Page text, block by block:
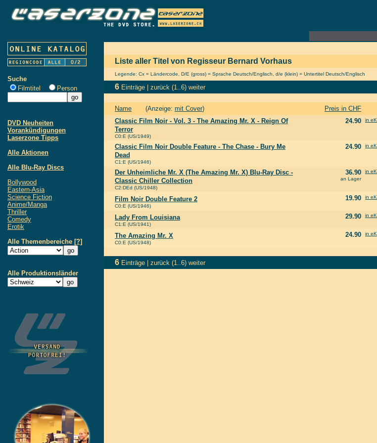
Suche
Filmtitel
Person
DVD Neuheiten
Vorankündigungen
Laserzone Tipps
Alle Aktionen
Alle Blu-Ray Discs
Bollywood
Eastern-Asia
Science Fiction
Anime/Manga
Thriller
Comedy
Erotik
Alle Themenbereiche [?]
Alle Produktionsländer
Liste aller Titel von Regisseur Bernard Vorhaus
Legende: Cx = Ländercode, D/E (gross) = Sprache Deutsch/Englisch, d/e (klein) = Untertitel Deutsch/Englisch
6 Einträge | zurück (1..6) weiter
Name (Anzeige: mit Cover) Preis in CHF
Classic Film Noir - Vol. 3 - The Amazing Mr. X - Reign Of
Terror
C0:E (US/1949)
24.90 in
Classic Film Noir Double Feature - The Chase - Bury Me
Dead
C1:E (US/1946)
24.90 in
Der Unheimliche Mr. X (The Amazing Mr. X) Blu-Ray Disc -
Classic Chiller Collection
C2:DEd (US/1948)
36.90
an Lager
in
Film Noir Double Feature 2
C0:E (US/1946)
19.90 in
Lady From Louisiana
C1:E (US/1941)
29.90 in
The Amazing Mr. X
C0:E (US/1948)
24.90 in
6 Einträge | zurück (1..6) weiter